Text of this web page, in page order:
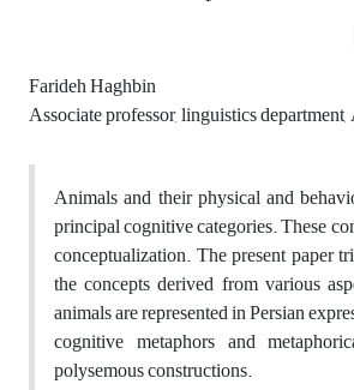
Farideh Haghbin
Associate professor, linguistics
Animals and their physical and
principal cognitive categories. These
conceptualization. The present paper
the concepts derived from various
animals are represented in Persian
cognitive metaphors and
polysemous constructions.